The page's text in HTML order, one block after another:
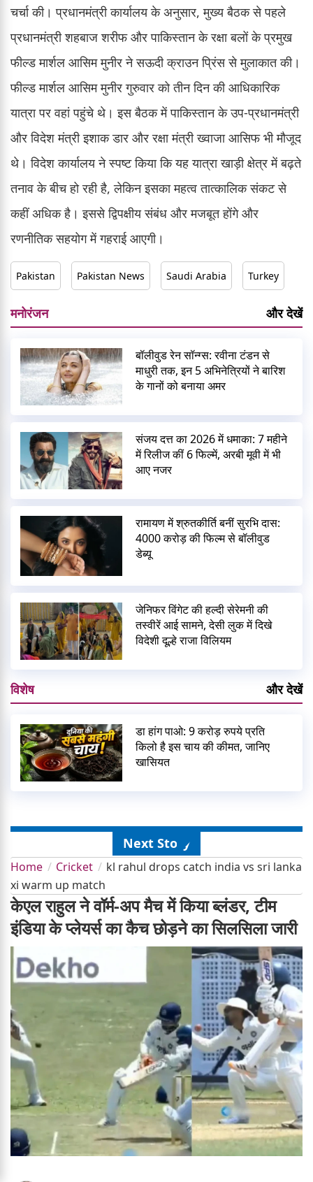
चर्चा की। प्रधानमंत्री कार्यालय के अनुसार, मुख्य बैठक से पहले
प्रधानमंत्री शहबाज शरीफ और पाकिस्तान के रक्षा बलों के प्रमुख
फील्ड मार्शल आसिम मुनीर ने सऊदी क्राउन प्रिंस से मुलाकात की।
फील्ड मार्शल आसिम मुनीर गुरुवार को तीन दिन की आधिकारिक
यात्रा पर वहां पहुंचे थे। इस बैठक में पाकिस्तान के उप-प्रधानमंत्री
और विदेश मंत्री इशाक डार और रक्षा मंत्री ख्वाजा आसिफ भी मौजूद
थे। विदेश कार्यालय ने स्पष्ट किया कि यह यात्रा खाड़ी क्षेत्र में बढ़ते
तनाव के बीच हो रही है, लेकिन इसका महत्व तात्कालिक संकट से
कहीं अधिक है। इससे द्विपक्षीय संबंध और मजबूत होंगे और
रणनीतिक सहयोग में गहराई आएगी।
Pakistan Pakistan News Saudi Arabia Turkey
मनोरंजन और देखें
बॉलीवुड रेन सॉन्ग्स: रवीना टंडन से
माधुरी तक, इन 5 अभिनेत्रियों ने बारिश
के गानों को बनाया अमर
संजय दत्त का 2026 में धमाका: 7 महीने
में रिलीज कीं 6 फिल्में, अरबी मूवी में भी
आए नजर
रामायण में श्रुतकीर्ति बनीं सुरभि दास:
4000 करोड़ की फिल्म से बॉलीवुड
डेब्यू
जेनिफर विंगेट की हल्दी सेरेमनी की
तस्वीरें आई सामने, देसी लुक में दिखे
विदेशी दूल्हे राजा विलियम
विशेष और देखें
डा हांग पाओ: 9 करोड़ रुपये प्रति
किलो है इस चाय की कीमत, जानिए
खासियत
Next Story
Home Cricket
kl rahul drops catch india vs sri lanka
xi warm up match
केएल राहुल ने वॉर्म-अप मैच में किया ब्लंडर, टीम
इंडिया के प्लेयर्स का कैच छोड़ने का सिलसिला जारी